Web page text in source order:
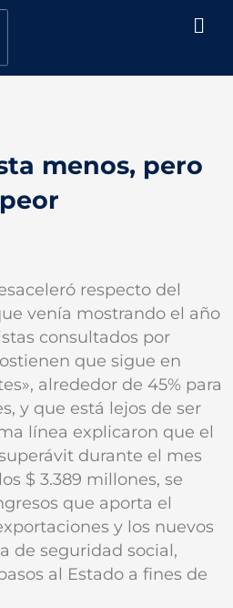
menos, pero
peor
respecto del
venía mostrando el año
consultados por
que sigue en
alrededor de 45% para
y que está lejos de ser
línea explicaron que el
durante el mes
$ 3.389 millones, se
que aporta el
y los nuevos
de seguridad social,
al Estado a fines de